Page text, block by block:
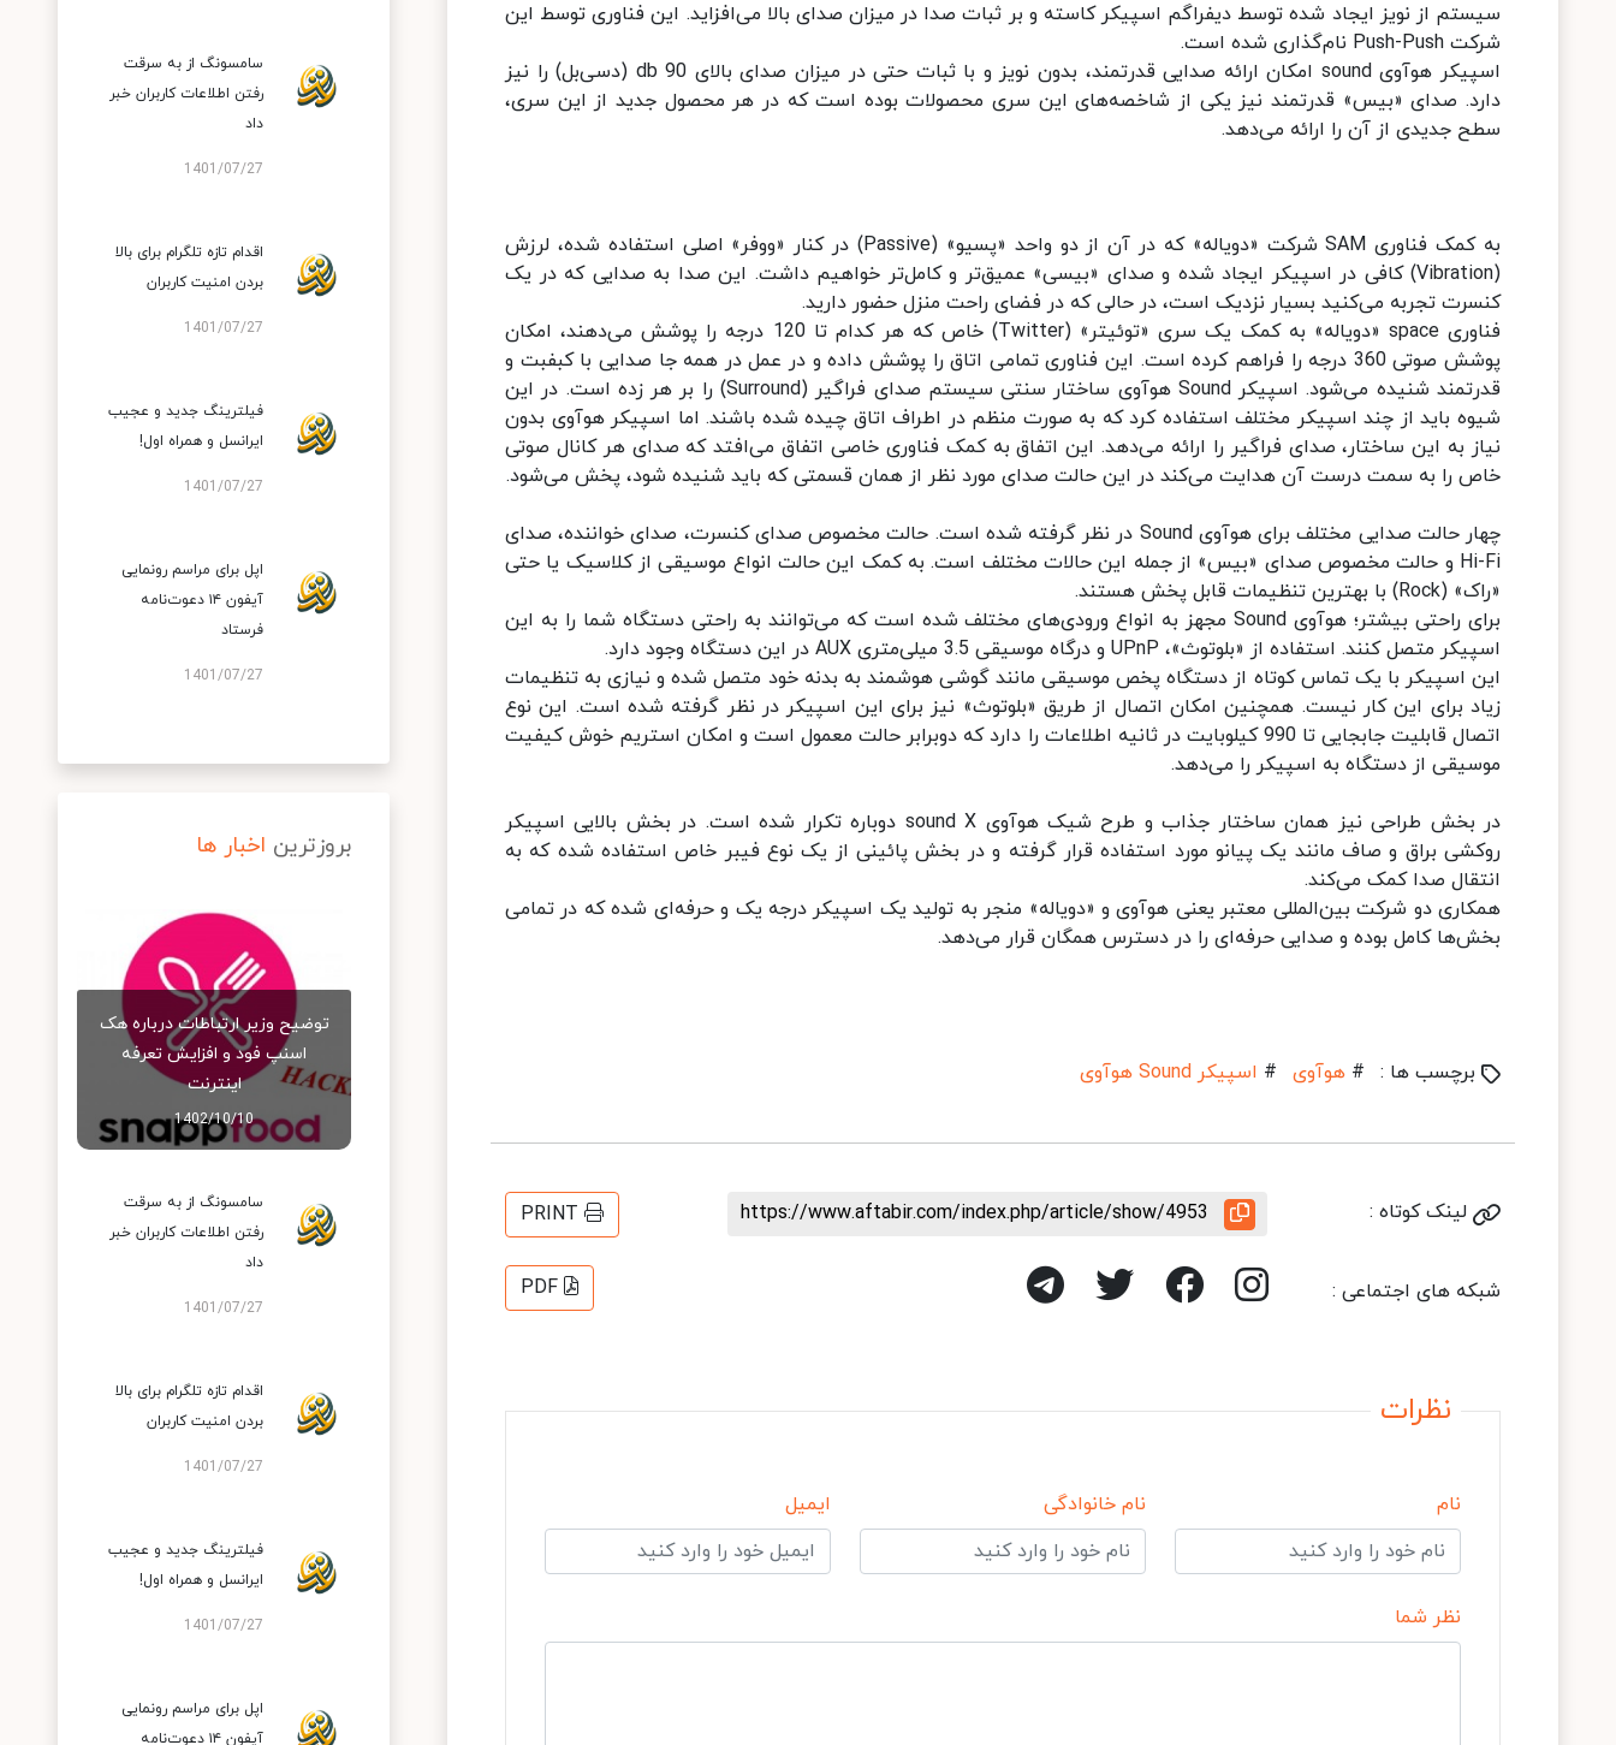
سیستم از نویز ایجاد شده توسط دیفراگم اسپیکر کاسته و بر ثبات صدا در میزان صدای بالا می‌افزاید. این فناوری توسط این
شرکت Push-Push نام‌گذاری شده است.
اسپیکر هوآوی sound امکان ارائه صدایی قدرتمند، بدون نویز و با ثبات حتی در میزان صدای بالای 90 db (دسی‌بل) را نیز
دارد. صدای «بیس» قدرتمند نیز یکی از شاخصه‌های این سری محصولات بوده است که در هر محصول جدید از این سری،
سطح جدیدی از آن را ارائه می‌دهد.
به کمک فناوری SAM شرکت «دویاله» که در آن از دو واحد «پسیو» (Passive) در کنار «ووفر» اصلی استفاده شده، لرزش
(Vibration) کافی در اسپیکر ایجاد شده و صدای «بیسی» عمیق‌تر و کامل‌تر خواهیم داشت. این صدا به صدایی که در یک
کنسرت تجربه می‌کنید بسیار نزدیک است، در حالی که در فضای راحت منزل حضور دارید.
فناوری space «دویاله» به کمک یک سری «توئیتر» (Twitter) خاص که هر کدام تا 120 درجه را پوشش می‌دهند، امکان
پوشش صوتی 360 درجه را فراهم کرده است. این فناوری تمامی اتاق را پوشش داده و در عمل در همه جا صدایی با کبفبت و
قدرتمند شنیده می‌شود. اسپیکر Sound هوآوی ساختار سنتی سیستم صدای فراگیر (Surround) را بر هر زده است. در این
شیوه باید از چند اسپیکر مختلف استفاده کرد که به صورت منظم در اطراف اتاق چیده شده باشند. اما اسپیکر هوآوی بدون
نیاز به این ساختار، صدای فراگیر را ارائه می‌دهد. این اتفاق به کمک فناوری خاصی اتفاق می‌افتد که صدای هر کانال صوتی
خاص را به سمت درست آن هدایت می‌کند در این حالت صدای مورد نظر از همان قسمتی که باید شنیده شود، پخش می‌شود.
چهار حالت صدایی مختلف برای هوآوی Sound در نظر گرفته شده است. حالت مخصوص صدای کنسرت، صدای خواننده، صدای
Hi-Fi و حالت مخصوص صدای «بیس» از جمله این حالات مختلف است. به کمک این حالت انواع موسیقی از کلاسیک یا حتی
«راک» (Rock) با بهترین تنظیمات قابل پخش هستند.
برای راحتی بیشتر؛ هوآوی Sound مجهز به انواع ورودی‌های مختلف شده است که می‌توانند به راحتی دستگاه شما را به این
اسپیکر متصل کنند. استفاده از «بلوتوث»، UPnP و درگاه موسیقی 3.5 میلی‌متری AUX در این دستگاه وجود دارد.
این اسپیکر با یک تماس کوتاه از دستگاه پخص موسیقی مانند گوشی هوشمند به بدنه خود متصل شده و نیازی به تنظیمات
زیاد برای این کار نیست. همچنین امکان اتصال از طریق «بلوتوث» نیز برای این اسپیکر در نظر گرفته شده است. این نوع
اتصال قابلیت جابجایی تا 990 کیلوبایت در ثانیه اطلاعات را دارد که دوبرابر حالت معمول است و امکان استریم خوش کیفیت
موسیقی از دستگاه به اسپیکر را می‌دهد.
در بخش طراحی نیز همان ساختار جذاب و طرح شیک هوآوی sound X دوباره تکرار شده است. در بخش بالایی اسپیکر
روکشی براق و صاف مانند یک پیانو مورد استفاده قرار گرفته و در بخش پائینی از یک نوع فیبر خاص استفاده شده که به
انتقال صدا کمک می‌کند.
همکاری دو شرکت بین‌المللی معتبر یعنی هوآوی و «دویاله» منجر به تولید یک اسپیکر درجه یک و حرفه‌ای شده که در تمامی
بخش‌ها کامل بوده و صدایی حرفه‌ای را در دسترس همگان قرار می‌دهد.
برچسب ها : # هوآوی # اسپیکر Sound هوآوی
لینک کوتاه : https://www.aftabir.com/index.php/article/show/4953
PRINT
شبکه های اجتماعی : PDF
نظرات
نام نام خانوادگی ایمیل
نظر شما
سامسونگ از به سرقت
رفتن اطلاعات کاربران خبر
داد
1401/07/27
اقدام تازه تلگرام برای بالا
بردن امنیت کاربران
1401/07/27
فیلترینگ جدید و عجیب
ایرانسل و همراه اول!
1401/07/27
اپل برای مراسم رونمایی
آیفون ۱۴ دعوت‌نامه
فرستاد
1401/07/27
بروزترین اخبار ها
توضیح وزیر ارتباطات درباره هک
اسنپ‌ فود و افزایش تعرفه
اینترنت
1402/10/10
سامسونگ از به سرقت
رفتن اطلاعات کاربران خبر
داد
1401/07/27
اقدام تازه تلگرام برای بالا
بردن امنیت کاربران
1401/07/27
فیلترینگ جدید و عجیب
ایرانسل و همراه اول!
1401/07/27
اپل برای مراسم رونمایی
آیفون ۱۴ دعوت‌نامه